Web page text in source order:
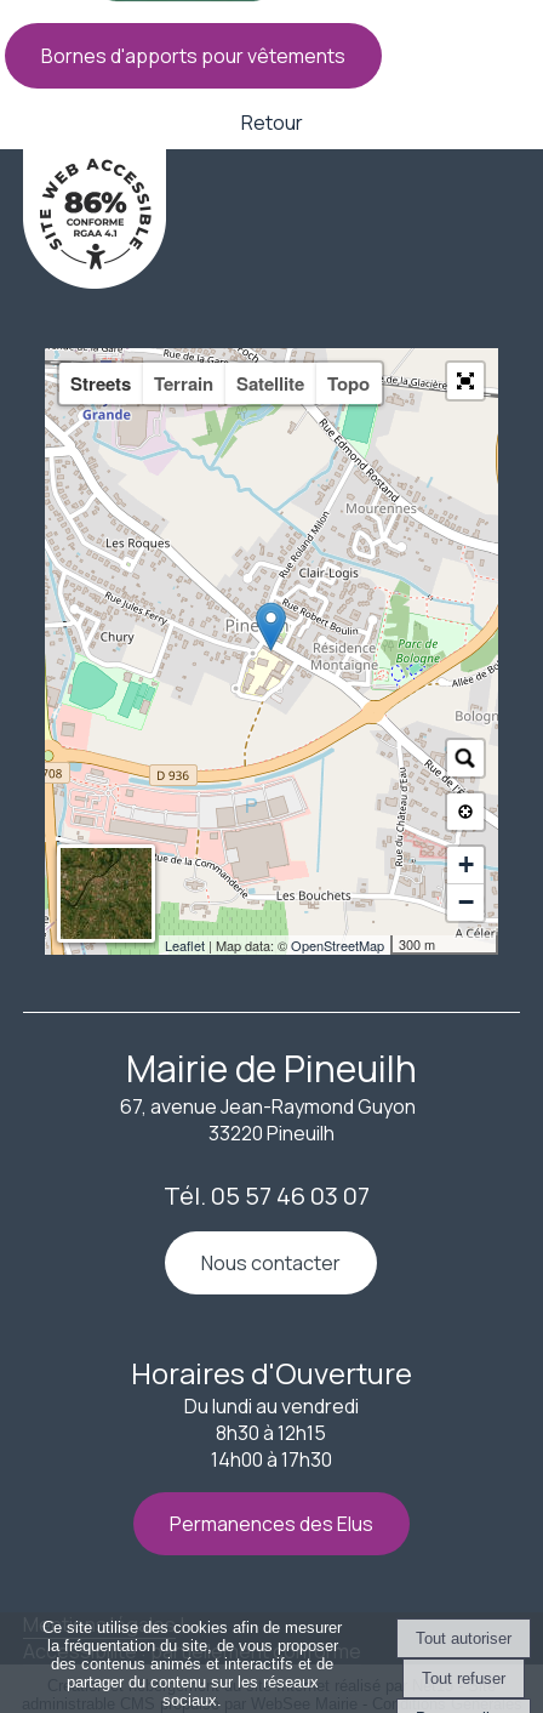
Bornes d'apports pour vêtements
Retour
Streets Terrain Satellite Topo
+
−
300 m
Leaflet | Map data: ©OpenStreetMap
Mairie de Pineuilh
67, avenue Jean-Raymond Guyon
33220 Pineuilh
Tél. 05 57 46 03 07
Nous contacter
Horaires d'Ouverture
Du lundi au vendredi
8h30 à 12h15
14h00 à 17h30
Permanences des Elus
Mentions légales
Accessibilité : partiellement conforme
Création et hébergement du site Internet réalisé par Net15 -Site
administrable CMS propulsé par WebSee Mairie
Conditions Générales
Ce site utilise des cookies afin de mesurer
la fréquentation du site, de vous proposer
des contenus animés et interactifs et de
partager du contenu sur les réseaux
sociaux.